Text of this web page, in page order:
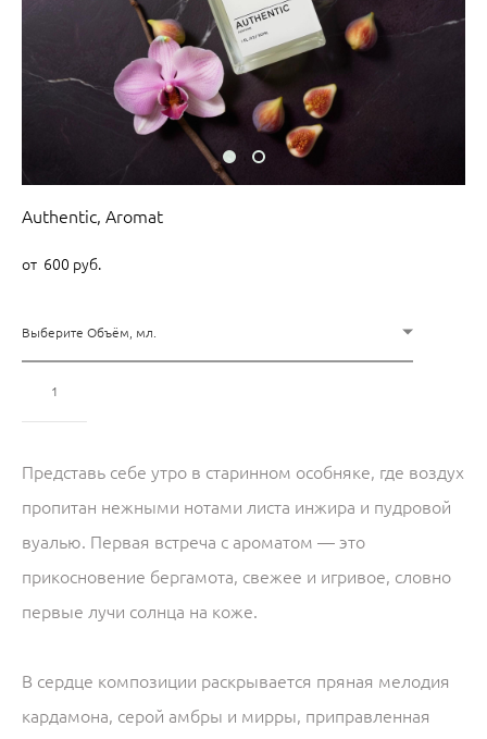
Authentic, Aromat
от 600 pуб.
Выберите Объём, мл.
Представь себе утро в старинном особняке, где воздух
пропитан нежными нотами листа инжира и пудровой
вуалью. Первая встреча с ароматом — это
прикосновение бергамота, свежее и игривое, словно
первые лучи солнца на коже.
В сердце композиции раскрывается пряная мелодия
кардамона, серой амбры и мирры, приправленная